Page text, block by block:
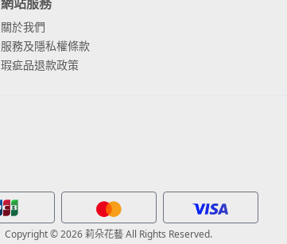
關於我們
服務及隱私權條款
瑕疵品退款政策
Copyright © 2026 莉朵花藝 All Rights Reserved.